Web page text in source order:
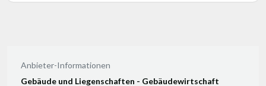
Anbieter-Informationen
Gebäude und Liegenschaften - Gebäudewirtschaft